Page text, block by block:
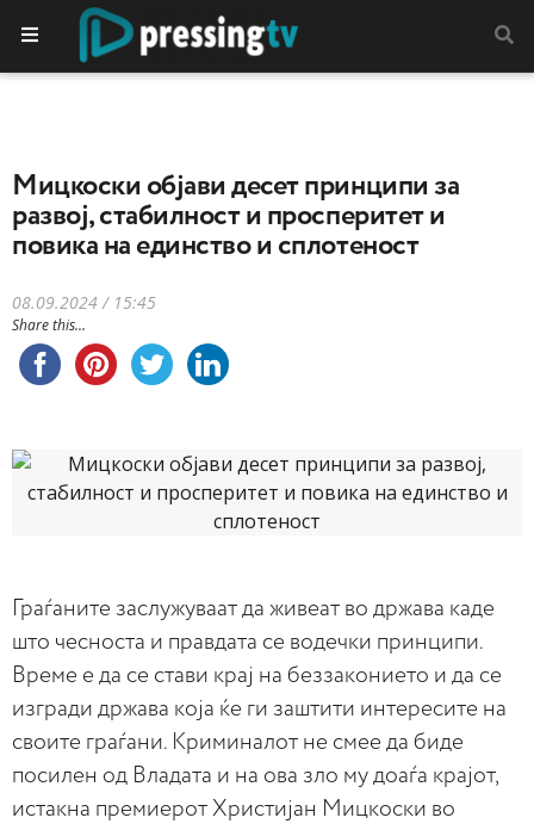
Мицкоски објави десет принципи за
развој, стабилност и просперитет и
повика на единство и сплотеност
08.09.2024 / 15:45
Share this...
Граѓаните заслужуваат да живеат во држава каде
што чесноста и правдата се водечки принципи.
Време е да се стави крај на беззаконието и да се
изгради држава која ќе ги заштити интересите на
своите граѓани. Криминалот не смее да биде
посилен од Владата и на ова зло му доаѓа крајот,
истакна премиерот Христијан Мицкоски во